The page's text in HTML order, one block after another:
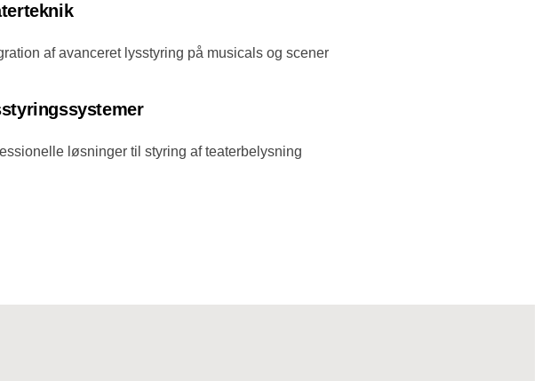
af avanceret lysstyring på musicals og scener
løsninger til styring af teaterbelysning